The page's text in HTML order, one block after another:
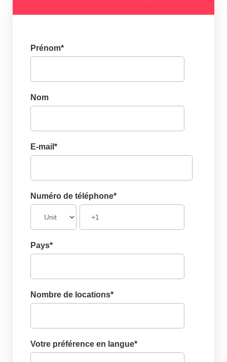
Prénom*
Nom
E-mail *
Numéro de téléphone*
Pays*
Nombre de locations*
Votre préférence en langue*